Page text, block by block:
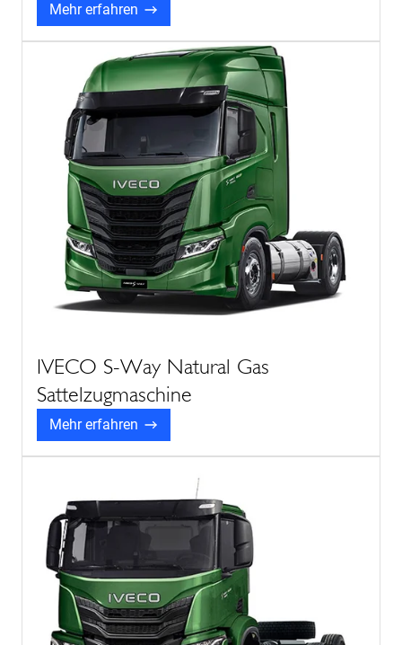
Mehr erfahren
IVECO S-Way Natural Gas
Sattelzugmaschine
Mehr erfahren